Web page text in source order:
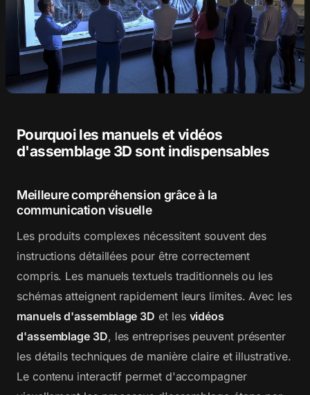
Pourquoi les manuels et vidéos
d'assemblage 3D sont indispensables
Meilleure compréhension grâce à la
communication visuelle
Les produits complexes nécessitent souvent des
instructions détaillées pour être correctement
compris. Les manuels textuels traditionnels ou les
schémas atteignent rapidement leurs limites. Avec les
manuels d'assemblage 3D et les vidéos
d'assemblage 3D, les entreprises peuvent présenter
les détails techniques de manière claire et illustrative.
Le contenu interactif permet d'accompagner